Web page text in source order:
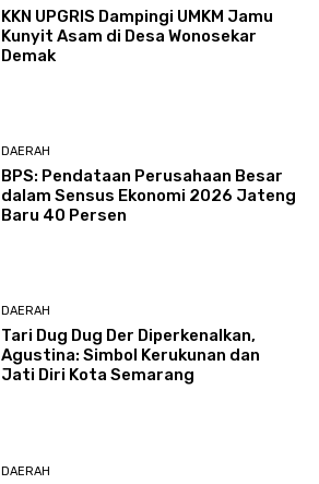
KKN UPGRIS Dampingi UMKM Jamu
Kunyit Asam di Desa Wonosekar
Demak
DAERAH
BPS: Pendataan Perusahaan Besar
dalam Sensus Ekonomi 2026 Jateng
Baru 40 Persen
DAERAH
Tari Dug Dug Der Diperkenalkan,
Agustina: Simbol Kerukunan dan
Jati Diri Kota Semarang
DAERAH